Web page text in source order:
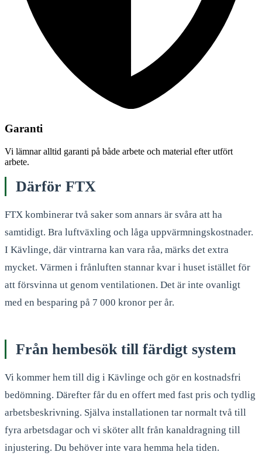
Garanti
Vi lämnar alltid garanti på både arbete och material efter utfört
arbete.
Därför FTX
FTX kombinerar två saker som annars är svåra att ha
samtidigt. Bra luftväxling och låga uppvärmningskostnader.
I Kävlinge, där vintrarna kan vara råa, märks det extra
mycket. Värmen i frånluften stannar kvar i huset istället för
att försvinna ut genom ventilationen. Det är inte ovanligt
med en besparing på 7 000 kronor per år.
Från hembesök till färdigt system
Vi kommer hem till dig i Kävlinge och gör en kostnadsfri
bedömning. Därefter får du en offert med fast pris och tydlig
arbetsbeskrivning. Själva installationen tar normalt två till
fyra arbetsdagar och vi sköter allt från kanaldragning till
injustering. Du behöver inte vara hemma hela tiden.